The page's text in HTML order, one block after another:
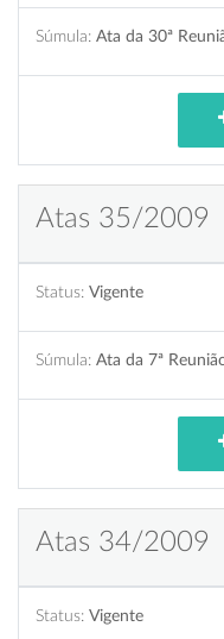
Súmula: Ata da 30ª
Atas 35/2009
Status: Vigente
Súmula: Ata da 7ª
Atas 34/2009
Status: Vigente